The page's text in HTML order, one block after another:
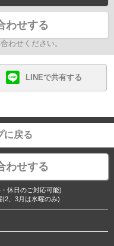
わせする
わせください。
LINEで共有する
に戻る
わせする
休日のご対応可能)
(2、3月は水曜のみ)